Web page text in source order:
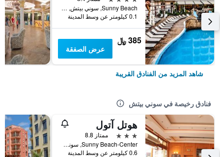
Sunny Beach, سوني بيتش, بلغاريا
0.1 كيلومتر عن وسط المدينة
385 ﷼
عرض الصفقة
شاهد المزيد من الفنادق القريبة
فنادق رخيصة في سوني بيتش
هوتل آتول
3 نجوم
ممتاز 8.8
Sunny Beach-Center, سوني بيتش, بلغاريا
0.6 كيلومتر عن وسط المدينة